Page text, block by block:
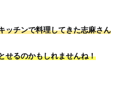
ッチンで料理してきた志麻さん
せるのかもしれませんね！